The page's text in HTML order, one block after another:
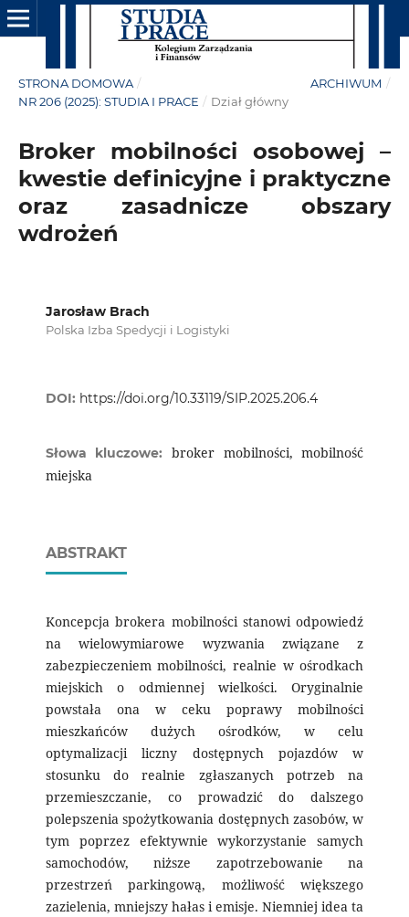
STRONA DOMOWA / ARCHIWUM /
NR 206 (2025): STUDIA I PRACE / Dział główny
Broker mobilności osobowej –
kwestie definicyjne i praktyczne
oraz zasadnicze obszary
wdrożeń
Jarosław Brach
Polska Izba Spedycji i Logistyki
DOI: https://doi.org/10.33119/SIP.2025.206.4
Słowa kluczowe: broker mobilności, mobilność
miejska
ABSTRAKT
Koncepcja brokera mobilności stanowi odpowiedź
na wielowymiarowe wyzwania związane z
zabezpieczeniem mobilności, realnie w ośrodkach
miejskich o odmiennej wielkości. Oryginalnie
powstała ona w ceku poprawy mobilności
mieszkańców dużych ośrodków, w celu
optymalizacji liczny dostępnych pojazdów w
stosunku do realnie zgłaszanych potrzeb na
przemieszczanie, co prowadzić do dalszego
polepszenia spożytkowania dostępnych zasobów, w
tym poprzez efektywnie wykorzystanie samych
samochodów, niższe zapotrzebowanie na
przestrzeń parkingową, możliwość większego
zazielenia, mniejszy hałas i emisje. Niemniej idea ta